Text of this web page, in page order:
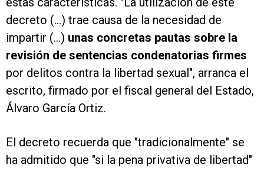
decreto (...) trae causa de la necesidad de
impartir (...) unas concretas pautas sobre la
revisión de sentencias condenatorias firmes
por delitos contra la libertad sexual", arranca el
escrito, firmado por el fiscal general del Estado,
Álvaro García Ortiz.
El decreto recuerda que "tradicionalmente" se
ha admitido que "si la pena privativa de libertad"